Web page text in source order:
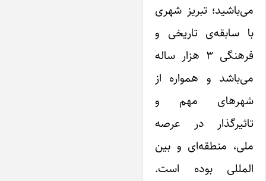
می‌باشید؛ تبریز شهری
با سابقه‌ی تاریخی و
فرهنگی ۳ هزار ساله
می‌باشد و همواره از
شهرهای مهم و
تاثیرگذار در عرصه
ملی، منطقه‌ای و بین
المللی بوده است.